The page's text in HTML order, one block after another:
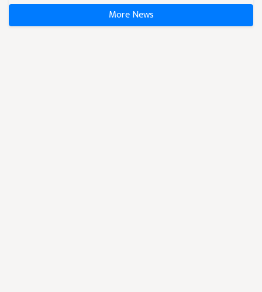
More News